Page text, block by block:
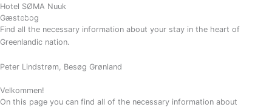
Gå
til
indholdet
Hotel SØMA Nuuk
Gæstebog
Find all the necessary information about your stay in the heart of
Greenlandic nation.
Peter Lindstrøm, Besøg Grønland
Velkommen!
On this page you can find all of the necessary information about